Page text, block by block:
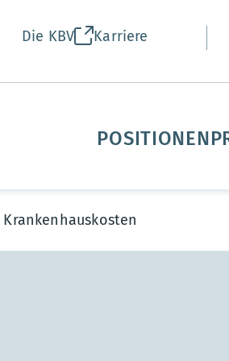
Die KBV Karriere
POSITIONEN
Krankenhauskosten